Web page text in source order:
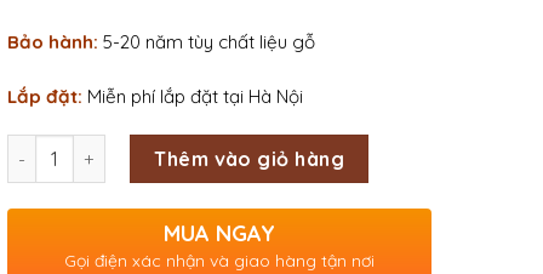
Bảo hành: 5-20 năm tùy chất liệu gỗ
Lắp đặt: Miễn phí lắp đặt tại Hà Nội
Số lượng Thêm vào giỏ hàng
MUA NGAY
Gọi điện xác nhận và giao hàng tận nơi